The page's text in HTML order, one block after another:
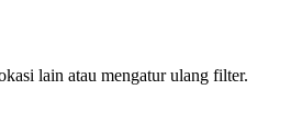
lain atau mengatur ulang filter.